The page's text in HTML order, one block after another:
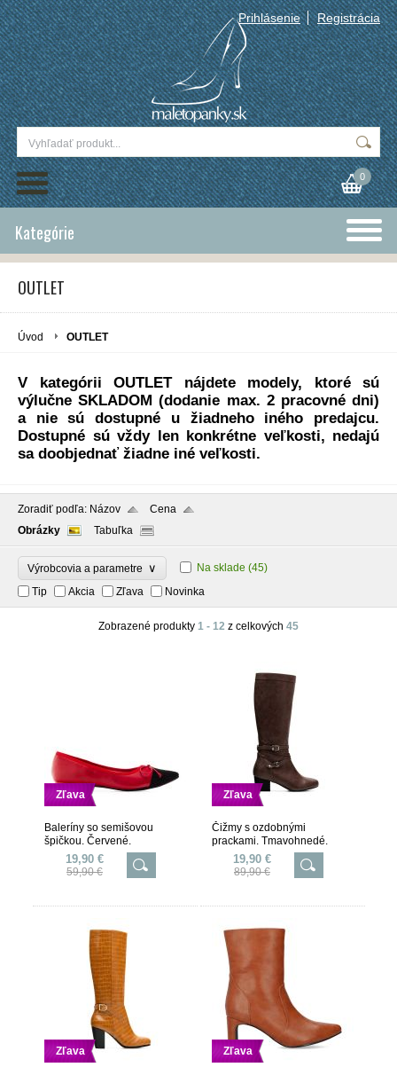
Prihlásenie Registrácia
0
Kategórie
OUTLET
Úvod OUTLET
V kategórii OUTLET nájdete modely, ktoré sú
výlučne SKLADOM (dodanie max. 2 pracovné dni)
a nie sú dostupné u žiadneho iného predajcu.
Dostupné sú vždy len konkrétne veľkosti, nedajú
sa doobjednať žiadne iné veľkosti.
Zoradiť podľa: Názov
Cena
Obrázky
Tabuľka
Výrobcovia a parametre ∨ Na sklade (45)
Tip
Akcia Zľava Novinka
Zobrazené produkty 1 - 12 z celkových 45
Zľava
Baleríny so semišovou
špičkou. Červené.
19,90 €
59,90 €
Zľava
Čižmy s ozdobnými
prackami. Tmavohnedé.
19,90 €
89,90 €
Zľava Zľava